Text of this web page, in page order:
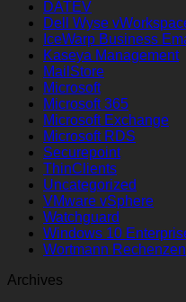
DATEV
Dell Wyse
IceWarp Business
Kaseya Management
MailStore
Microsoft
Microsoft 365
Microsoft Exchange
Microsoft RDS
Securepoint
ThinClients
Uncategorized
VMware vSphere
Watchguard
Windows 10
Wortmann
Archives